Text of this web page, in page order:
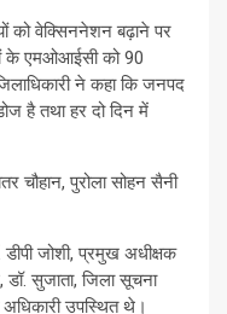
को वेक्सिननेशन बढ़ाने पर
के एमओआईसी को 90
ने कहा कि जनपद
है तथा हर दो दिन में
चौहान, पुरोला सोहन सैनी
जोशी, प्रमुख अधीक्षक
सुजाता, जिला सूचना
अधिकारी उपस्थित थे।